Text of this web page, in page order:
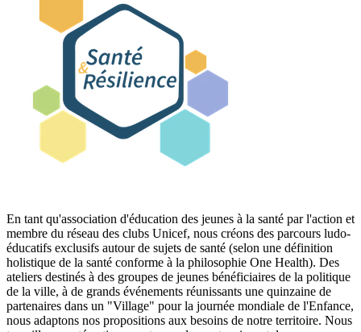
En tant qu'association d'éducation des jeunes à la santé par l'action et
membre du réseau des clubs Unicef, nous créons des parcours ludo-
éducatifs exclusifs autour de sujets de santé (selon une définition
holistique de la santé conforme à la philosophie One Health). Des
ateliers destinés à des groupes de jeunes bénéficiaires de la politique
de la ville, à de grands événements réunissants une quinzaine de
partenaires dans un "Village" pour la journée mondiale de l'Enfance,
nous adaptons nos propositions aux besoins de notre territoire. Nous